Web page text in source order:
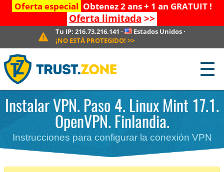
Oferta especial Obtenez 2 ans + 1 an GRATUIT !
Oferta limitada >>
Tu IP: 216.73.216.141 · Estados Unidos ·
¡NO ESTÁ PROTEGIDO! >>
☰
Instalar VPN. Paso 4. Linux Mint 17.1.
OpenVPN. Finlandia.
Instrucciones para configurar la conexión VPN